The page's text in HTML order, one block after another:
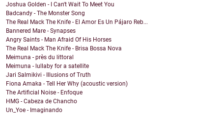
Joshua Golden - I Can't Wait To Meet You
Badcandy - The Monster Song
The Real Mack The Knife - El Amor Es Un Pájaro Reb...
Bannered Mare - Synapses
Angry Saints - Man Afraid Of His Horses
The Real Mack The Knife - Brisa Bossa Nova
Meimuna - près du littoral
Meimuna - lullaby for a satellite
Jari Salmikivi - Illusions of Truth
Fiona Amaka - Tell Her Why (acoustic version)
The Artificial Noise - Enfoque
HMG - Cabeza de Chancho
Un_Yoe - Imaginando